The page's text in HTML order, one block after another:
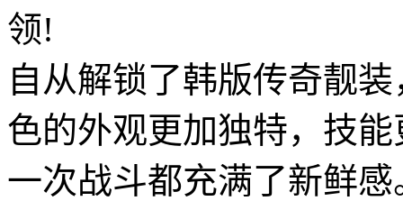
领!
自从解锁了韩版传奇靓
色的外观更加独特，技
一次战斗都充满了新鲜